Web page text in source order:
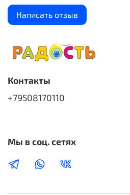
Написать отзыв
Контакты
+79508170110
Мы в соц. сетях